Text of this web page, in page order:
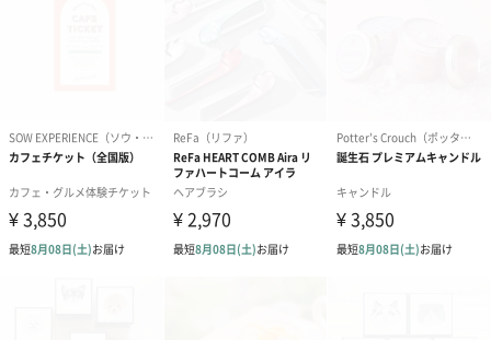
（2,390円）
テディベア（バニラ）
（1,760円）
ル）（1,760円